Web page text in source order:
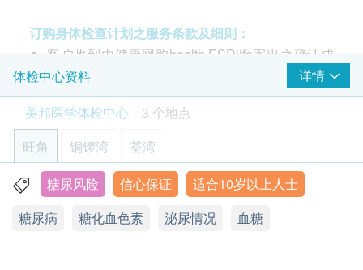
- 请详阅以下「条款及细则」了解更多服务需知及注
意事项
订购身体检查计划之服务条款及细则：
客户收到由健康网购health.ESDlife寄出之确认成
功付款电邮后，美邦医学体检中心将于随后1-2个
工作天的办公时间内，致电客户预约身体检查的时
间及地点。客户亦可致电查询或在订单确认后1个
工作天致电该中心预约 (电话：2369 0680)。
购买计划后可安排由健康网购health.ESDlife发出
的正式收据，并于7-14个工作天后寄出。客户可于
购买时提出收据要求，或经以下方法联络客户服务
员: 电邮 (support@esdlife.com) 或电话 (3151
体检中心资料
详情
美邦医学体检中心
3 个地点
旺角
铜锣湾 荃湾
旺角亚皆老街8号朗豪坊办公室大楼11楼
显示地图
糖尿风险 信心保证
适合10岁以上人士
糖尿病
糖化血色素 泌尿情况 血糖